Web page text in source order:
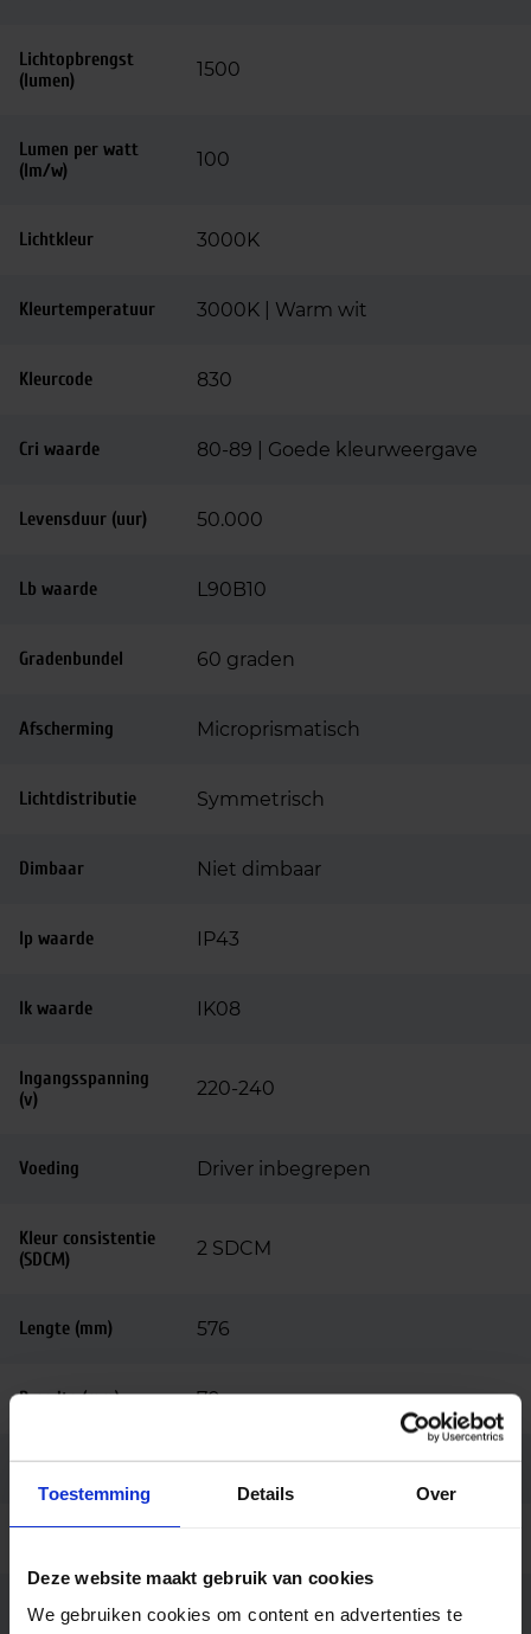
Toestemming Details Over
Deze website maakt gebruik van cookies
We gebruiken cookies om content en advertenties te
Lichtopbrengst
(lumen)
1500
Lumen per watt
(lm/w)
100
Lichtkleur 3000K
Kleurtemperatuur 3000K | Warm wit
Kleurcode 830
Cri waarde 80-89 | Goede kleurweergave
Levensduur (uur) 50.000
Lb waarde L90B10
Gradenbundel 60 graden
Afscherming Microprismatisch
Lichtdistributie Symmetrisch
Dimbaar Niet dimbaar
Ip waarde IP43
Ik waarde IK08
Ingangsspanning
(v)
220-240
Voeding Driver inbegrepen
Kleur consistentie
(SDCM)
2 SDCM
Lengte (mm) 576
Breedte (mm) 70
Hoogte (mm) 88
Kleur Wit